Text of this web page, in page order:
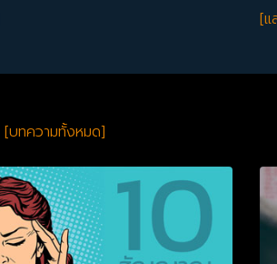
[แ
[บทความทั้งหมด]